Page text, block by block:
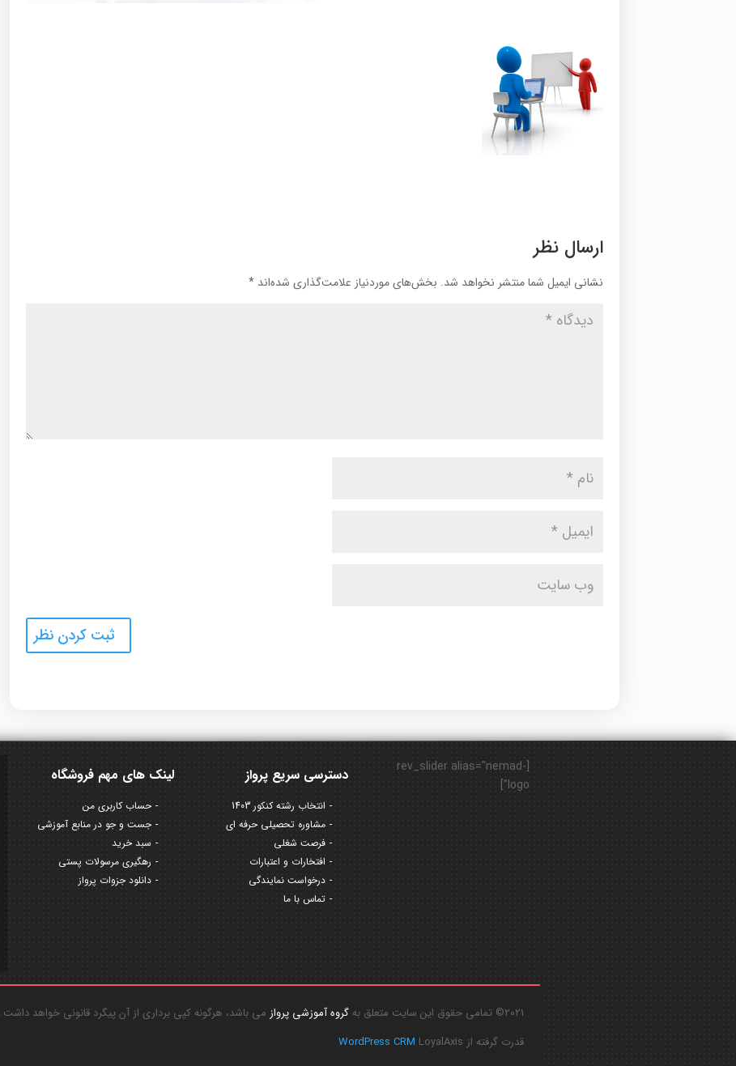
ارسال نظر
نشانی ایمیل شما منتشر نخواهد شد. بخش‌های موردنیاز علامت‌گذاری شده‌اند*
لینک های مهم فروشگاه
حساب کاربری من
جست و جو در منابع آموزشی
سبد خرید
رهگیری مرسولات پستی
دانلود جزوات پرواز
دسترسی سریع پرواز
انتخاب رشته کنکور 1403
مشاوره تحصیلی حرفه ای
فرصت شغلی
افتخارات و اعتبارات
درخواست نمایندگی
تماس با ما
[rev_slider alias="nemad-
logo"]
2021© تمامی حقوق این سایت متعلق به گروه آموزشی پروازمی باشد، هرگونه کپی برداری از آن پیگرد قانونی خواهد داشت.
قدرت گرفته از
WordPress CRM LoyalAxis